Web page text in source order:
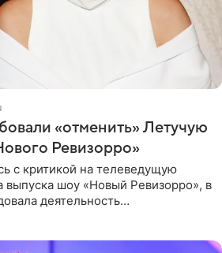
«отменить» Летучую
Ревизорро»
с критикой на телеведущую
выпуска шоу «Новый Ревизорро», в
деятельность